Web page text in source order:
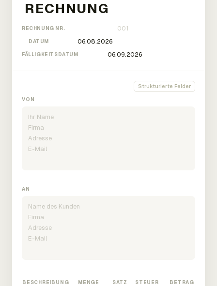
RECHNUNG NR.
DATUM
FÄLLIGKEITSDATUM
Strukturierte Felder
VON
AN
BESCHREIBUNG MENGE SATZ STEUER BETRAG